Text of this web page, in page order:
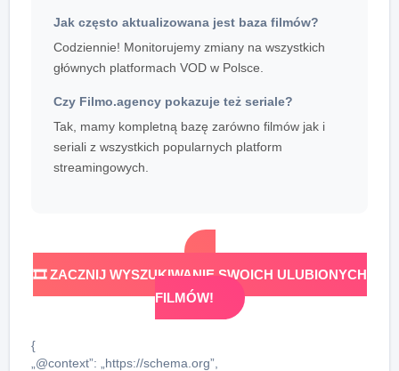
Jak często aktualizowana jest baza filmów?
Codziennie! Monitorujemy zmiany na wszystkich
głównych platformach VOD w Polsce.
Czy Filmo.agency pokazuje też seriale?
Tak, mamy kompletną bazę zarówno filmów jak i
seriali z wszystkich popularnych platform
streamingowych.
🎞️ ZACZNIJ WYSZUKIWANIE SWOICH ULUBIONYCH
FILMÓW!
{
„@context”: „https://schema.org”,